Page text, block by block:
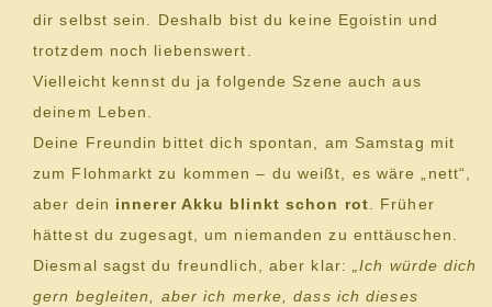
dir selbst sein. Deshalb bist du keine Egoistin und
trotzdem noch liebenswert.
Vielleicht kennst du ja folgende Szene auch aus
deinem Leben.
Deine Freundin bittet dich spontan, am Samstag mit
zum Flohmarkt zu kommen – du weißt, es wäre „nett“,
aber dein innerer Akku blinkt schon rot. Früher
hättest du zugesagt, um niemanden zu enttäuschen.
Diesmal sagst du freundlich, aber klar:„Ich würde dich
gern begleiten, aber ich merke, dass ich dieses